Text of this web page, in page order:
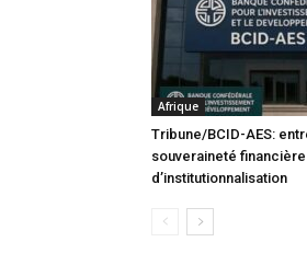
Afrique
Tribune/BCID-AES:
souveraineté
d’institutionnalisation